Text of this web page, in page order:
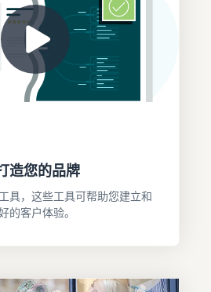
造您的品牌
具，这些工具可帮助您建立和
的客户体验。